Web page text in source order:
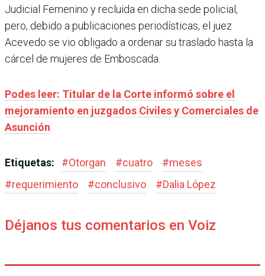
Judicial Femenino y recluida en dicha sede policial,
pero, debido a publicaciones periodísticas, el juez
Acevedo se vio obligado a ordenar su traslado hasta la
cárcel de mujeres de Emboscada.
Podes leer: Titular de la Corte informó sobre el
mejoramiento en juzgados Civiles y Comerciales de
Asunción
Etiquetas: #Otorgan #cuatro #meses
#requerimiento #conclusivo #Dalia López
Déjanos tus comentarios en Voiz